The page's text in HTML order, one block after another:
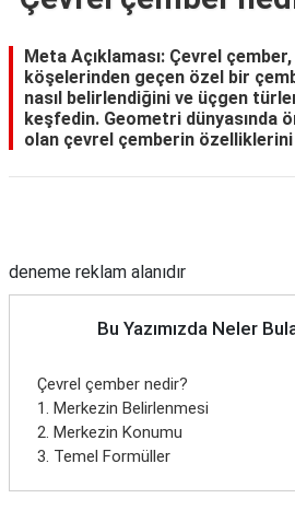
Meta Açıklaması: Çevrel
köşelerinden geçen özel bir
nasıl belirlendiğini ve üçgen
keşfedin. Geometri dünyasında
olan çevrel çemberin
deneme reklam alanıdır
Bu Yazımızda Neler
Çevrel çember nedir?
1. Merkezin Belirlenmesi
2. Merkezin Konumu
3. Temel Formüller